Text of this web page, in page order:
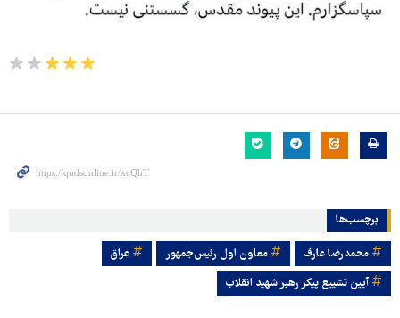
برچسب‌ها
محمدرضا عارف معاون اول رئیس‌‌جمهور
عراق
آیین تشییع پیکر رهبر شهید انقلاب